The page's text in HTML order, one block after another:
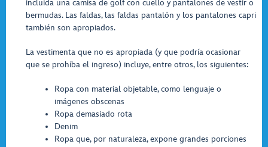
incluida una camisa de golf con cuello y pantalones de vestir o
bermudas. Las faldas, las faldas pantalón y los pantalones capri
también son apropiados.
La vestimenta que no es apropiada (y que podría ocasionar
que se prohíba el ingreso) incluye, entre otros, los siguientes:
Ropa con material objetable, como lenguaje o
imágenes obscenas
Ropa demasiado rota
Denim
Ropa que, por naturaleza, expone grandes porciones